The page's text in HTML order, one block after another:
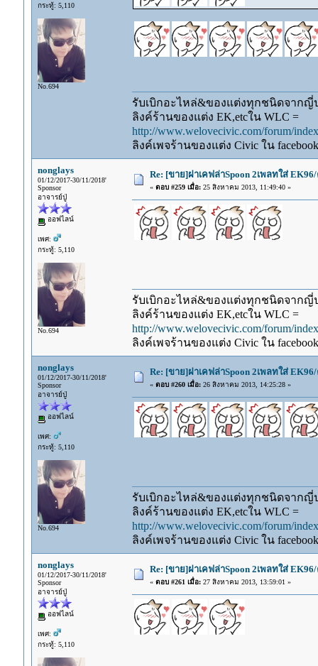
กระทู้: 5,110
No.694
รับเบิกอะไหล่&ของแต่งทุกชนิดจากญี่
ลิงค์ร้านของแต่ง EK,etcใน WLC =
http://www.welovecivic.com/forum/
ลิงค์เพจร้านของแต่ง Civic ใน
nonglays
01/12/2017-30/11/2018'
Sponsor
อาจารย์ปู่
ออฟไลน์
เพศ:
กระทู้: 5,110
No.694
Re: [ขาย]ฝาเคฟล่าSpoon 2เพลทใส่
« ตอบ #259 เมื่อ:25 สิงหาคม 2013, 11:49:40 »
รับเบิกอะไหล่&ของแต่งทุกชนิดจากญี่
ลิงค์ร้านของแต่ง EK,etcใน WLC =
http://www.welovecivic.com/forum/
ลิงค์เพจร้านของแต่ง Civic ใน
nonglays
01/12/2017-30/11/2018'
Sponsor
อาจารย์ปู่
ออฟไลน์
เพศ:
กระทู้: 5,110
No.694
Re: [ขาย]ฝาเคฟล่าSpoon 2เพลทใส่
« ตอบ #260 เมื่อ:26 สิงหาคม 2013, 14:25:28 »
รับเบิกอะไหล่&ของแต่งทุกชนิดจากญี่
ลิงค์ร้านของแต่ง EK,etcใน WLC =
http://www.welovecivic.com/forum/
ลิงค์เพจร้านของแต่ง Civic ใน
nonglays
01/12/2017-30/11/2018'
Sponsor
อาจารย์ปู่
ออฟไลน์
เพศ:
กระทู้: 5,110
Re: [ขาย]ฝาเคฟล่าSpoon 2เพลทใส่
« ตอบ #261 เมื่อ:27 สิงหาคม 2013, 13:59:01 »